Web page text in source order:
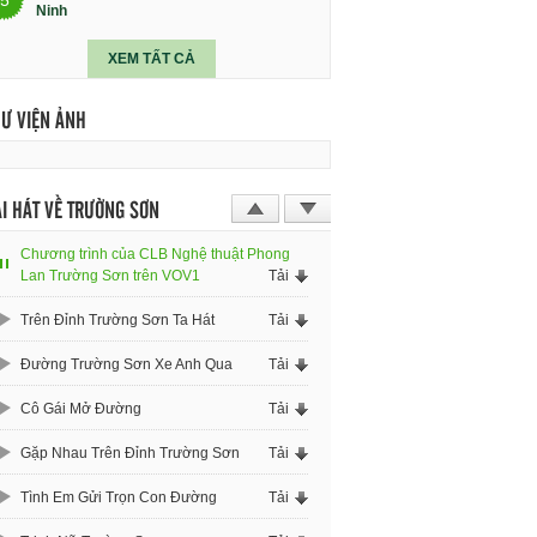
Ninh
XEM TẤT CẢ
VIỆN ẢNH
HÁT VỀ TRƯỜNG SƠN
Chương trình của CLB Nghệ thuật Phong
Lan Trường Sơn trên VOV1
Tải
Trên Đỉnh Trường Sơn Ta Hát Tải
Đường Trường Sơn Xe Anh Qua Tải
Cô Gái Mở Đường Tải
Gặp Nhau Trên Đỉnh Trường Sơn Tải
Tình Em Gửi Trọn Con Đường Tải